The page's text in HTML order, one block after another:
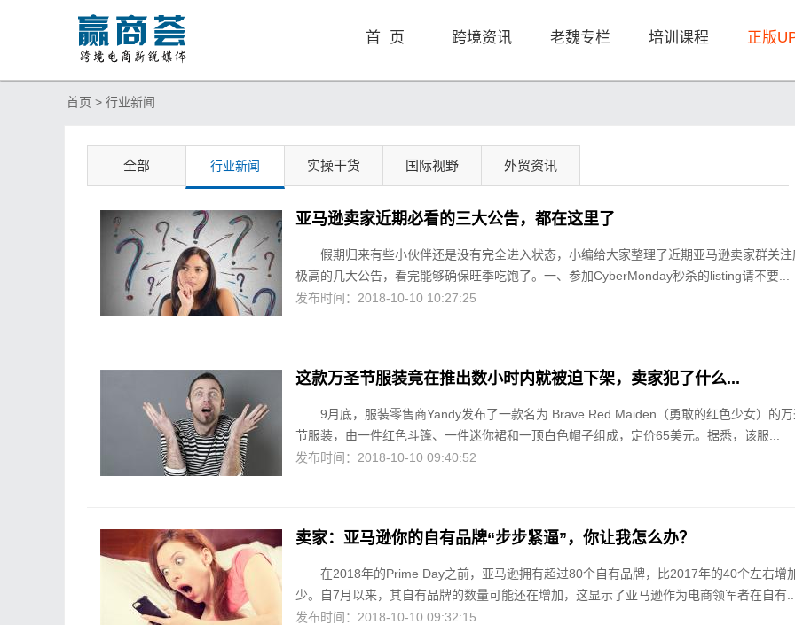
首 页 跨境资讯 老魏专栏 培训课程 正版
首页 > 行业新闻
全部 行业新闻 实操干货 国际视野 外贸资讯
亚马逊卖家近期必看的三大公告，都在这里了
假期归来有些小伙伴还是没有完全进入状态，小编给大家整理了近期亚马逊卖家群关注
极高的几大公告，看完能够确保旺季吃饱了。一、参加CyberMonday秒杀的listing请不要...
发布时间：2018-10-10 10:27:25
这款万圣节服装竟在推出数小时内就被迫下架，卖家犯了什么...
9月底，服装零售商Yandy发布了一款名为 Brave Red Maiden（勇敢的红色少女）的
节服装，由一件红色斗篷、一件迷你裙和一顶白色帽子组成，定价65美元。据悉，该服...
发布时间：2018-10-10 09:40:52
卖家：亚马逊你的自有品牌“步步紧逼”，你让我怎么办？
在2018年的Prime Day之前，亚马逊拥有超过80个自有品牌，比2017年的40个左右增
少。自7月以来，其自有品牌的数量可能还在增加，这显示了亚马逊作为电商领军者在自有
发布时间：2018-10-10 09:32:15